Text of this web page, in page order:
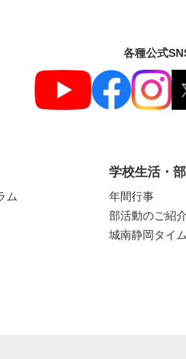
各種公式
ム
学校生活・
年間行事
部活動のご紹介
城南静岡タイ